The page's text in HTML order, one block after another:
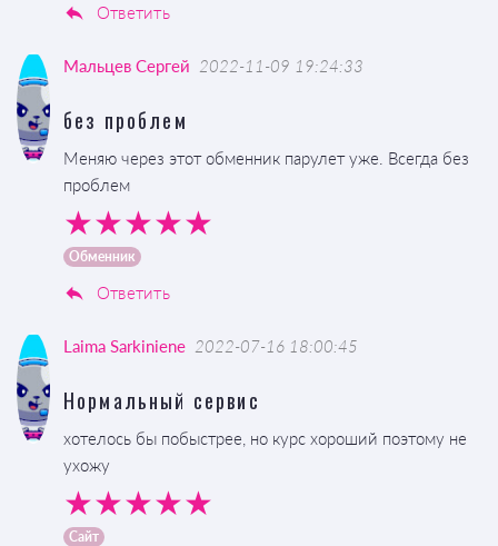
Ответить
Мальцев Сергей 2022-11-09 19:24:33
без проблем
Меняю через этот обменник парулет уже. Всегда без
проблем
Обменник
Ответить
Laima Sarkiniene 2022-07-16 18:00:45
Нормальный сервис
хотелось бы побыстрее, но курс хороший поэтому не
ухожу
Сайт